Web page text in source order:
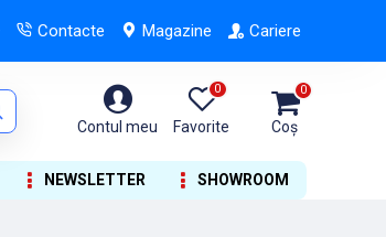
Contacte Magazine Cariere
Contul meu Favorite
0
Coș
0
NEWSLETTER SHOWROOM